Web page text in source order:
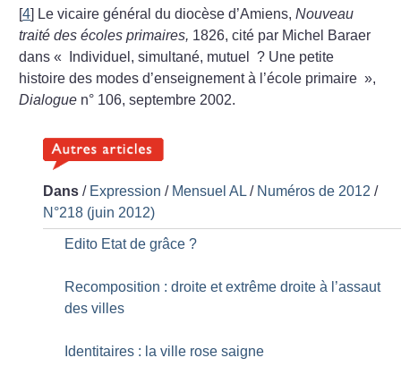
[4] Le vicaire général du diocèse d’Amiens,Nouveau
traité des écoles primaires, 1826, cité par Michel Baraer
dans «
Individuel, simultané, mutuel
? Une petite
histoire des modes d’enseignement à l’école primaire »,
Dialogue n° 106, septembre 2002.
Dans / Expression / Mensuel AL/ Numéros de 2012 /
N°218 (juin 2012)
Edito Etat de grâce ?
Recomposition : droite et extrême droite à l’assaut
des villes
Identitaires : la ville rose saigne